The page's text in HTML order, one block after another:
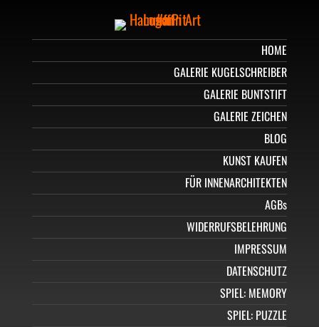
HOME
GALERIE KUGELSCHREIBER
GALERIE BUNTSTIFT
GALERIE ZEICHEN
BLOG
KUNST KAUFEN
FÜR INNENARCHITEKTEN
AGBs
WIDERRUFSBELEHRUNG
IMPRESSUM
DATENSCHUTZ
SPIEL: MEMORY
SPIEL: PUZZLE